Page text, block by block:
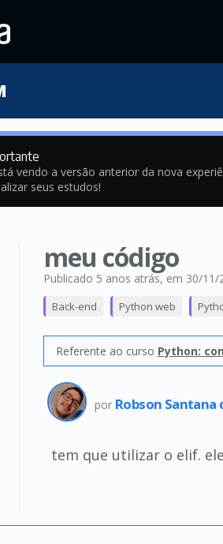
vendo a versão anterior da nova
seus estudos!
meu código
Publicado 5 anos atrás, em 30/11/
Back-end Python web
Referente ao curso Python:
por Robson Santana
tem que utilizar o elif.